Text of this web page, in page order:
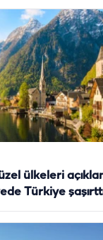
ülkeleri
Türkiye